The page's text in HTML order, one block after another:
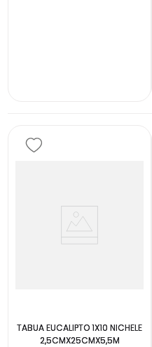
TABUA EUCALIPTO 1X10 NICHELE
2,5CMX25CMX5,5M